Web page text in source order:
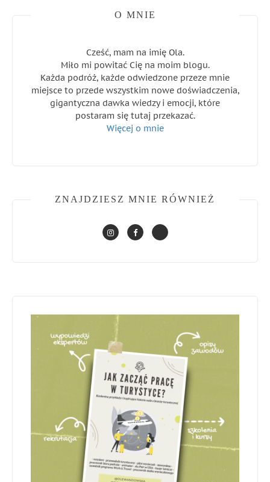
O MNIE
Cześć, mam na imię Ola.
Miło mi powitać Cię na moim blogu.
Każda podróż, każde odwiedzone przeze mnie
miejsce to przede wszystkim nowe doświadczenia,
gigantyczna dawka wiedzy i emocji, które
postaram się tutaj przekazać.
Więcej o mnie
ZNAJDZIESZ MNIE RÓWNIEŻ